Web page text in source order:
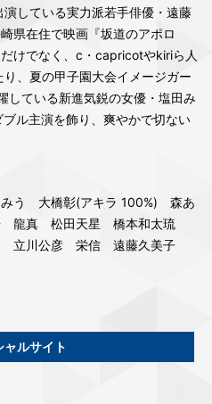
している実力派若手俳優・遠藤
県在住で映画『坂道のアポロ
けでなく、c・capricotやkiriら人
、夏の甲子園大会イメージガー
している新進気鋭の女優・塩田み
ル主演を飾り、爽やかで切ない
みう 大橋彰(アキラ 100%) 森あ
真 松田天星 橋本和太琉
公彦 栄信 遠藤久美子
ャルサイト